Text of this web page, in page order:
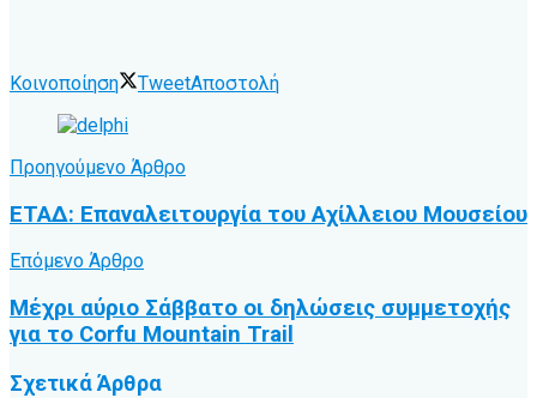
Κοινοποίηση TweetΑποστολή
Προηγούμενο Άρθρο
ΕΤΑΔ: Επαναλειτουργία του Αχίλλειου Μουσείου
Επόμενο Άρθρο
Μέχρι αύριο Σάββατο οι δηλώσεις συμμετοχής
για το Corfu Mountain Trail
ΣχετικάΆρθρα